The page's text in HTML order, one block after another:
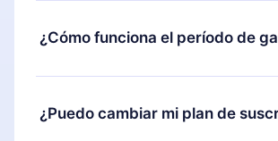
¿Cómo funciona el período de
Puedes descargar nuestra aplicación
disfrutar de nuestra biblioteca. Si por
no estás satisfecho con nuestra
¿Puedo cambiar mi plan de